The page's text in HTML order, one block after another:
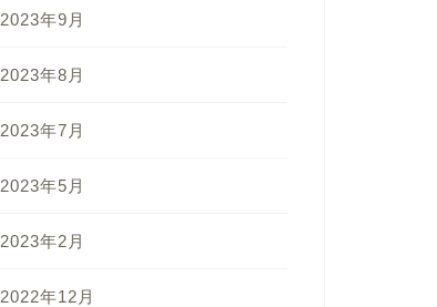
2023年9月
2023年8月
2023年7月
2023年5月
2023年2月
2022年12月